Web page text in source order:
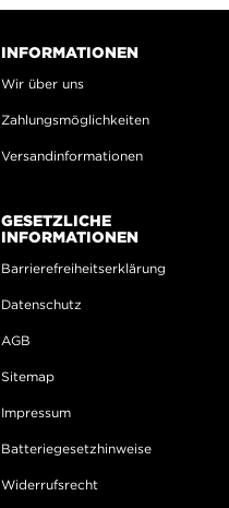
INFORMATIONEN
Wir über uns
Zahlungsmöglichkeiten
Versandinformationen
GESETZLICHE
INFORMATIONEN
Barrierefreiheitserklärung
Datenschutz
AGB
Sitemap
Impressum
Batteriegesetzhinweise
Widerrufsrecht